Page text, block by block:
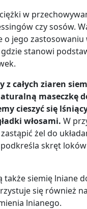
w
czy sosów.
o jego zastosowaniu
gdzie stanowi
z całych ziaren
maseczkę
cieszyć się
włosami. W
żel do
skręt
także siemię lniane
się również
lnianego.